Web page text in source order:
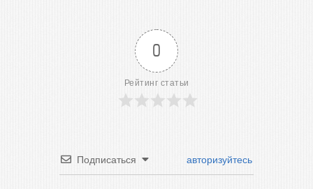
0
Рейтинг статьи
Подписаться авторизуйтесь